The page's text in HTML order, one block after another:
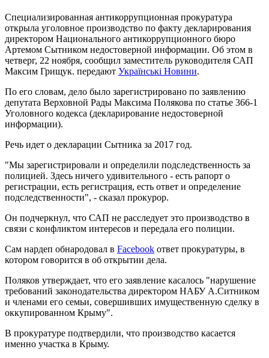
Специализированная антикоррупционная прокуратура
открыла уголовное производство по факту декларирования
директором Национального антикоррупционного бюро
Артемом Сытником недостоверной информации. Об этом в
четверг, 22 ноября, сообщил заместитель руководителя САП
Максим Грищук. передают Українські Новини.
По его словам, дело было зарегистрировано по заявлению
депутата Верховной Рады Максима Полякова по статье 366-1
Уголовного кодекса (декларирование недостоверной
информации).
Речь идет о декларации Сытника за 2017 год.
"Мы зарегистрировали и определили подследственность за
полицией. Здесь ничего удивительного - есть рапорт о
регистрации, есть регистрация, есть ответ и определение
подследственности", - сказал прокурор.
Он подчеркнул, что САП не расследует это производство в
связи с конфликтом интересов и передала его полиции.
Сам нардеп обнародовал в Facebook ответ прокуратуры, в
котором говорится в об открытии дела.
Поляков утверждает, что его заявление касалось "нарушение
требований законодательства директором НАБУ А.Ситником
и членами его семьи, совершивших имущественную сделку в
оккупированном Крыму".
В прокуратуре подтвердили, что производство касается
именно участка в Крыму.